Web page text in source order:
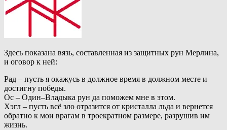
Здесь показана вязь, составленная из защитных рун Мерлина,
и оговор к ней:
Рад – пусть я окажусь в должное время в должном месте и
достигну победы.
Ос – Один–Владыка рун да поможем мне в этом.
Хэгл – пусть всё зло отразится от кристалла льда и вернется
обратно к мои врагам в троекратном размере, разрушив им
жизнь.